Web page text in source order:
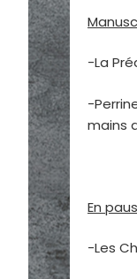
-La
-
mains
En
-Les